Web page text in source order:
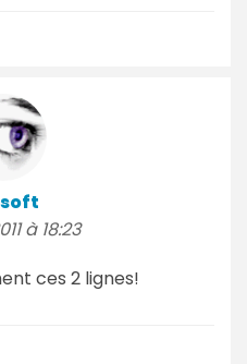
à 18:23
ces 2 lignes!